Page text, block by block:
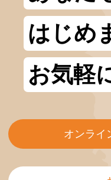
はじめ
お気軽
オンライ